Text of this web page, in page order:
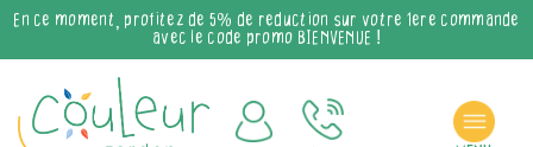
En ce moment, profitez de 5% de réduction sur votre 1ère commande
avec le code promo BIENVENUE !